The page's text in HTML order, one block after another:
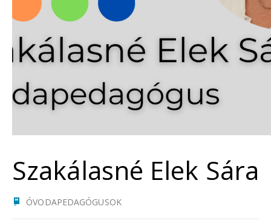
Szakálasné Elek Sára
ÓVODAPEDAGÓGUSOK